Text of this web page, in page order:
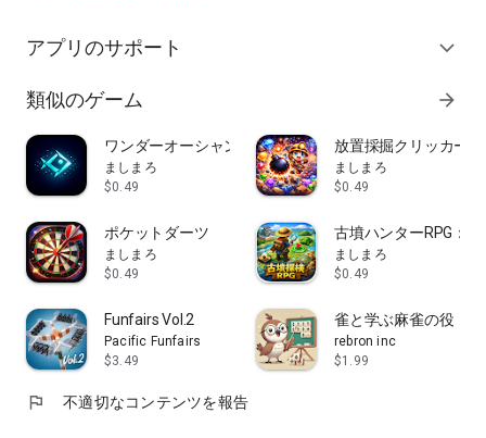
アプリのサポート expand_more
類似のゲーム arrow_forward
ワンダーオーシャン
ましまろ
$0.49
放置採掘クリッカー
ましまろ
$0.49
ポケットダーツ
ましまろ
$0.49
古墳ハンターRPG：
ましまろ
$0.49
Funfairs Vol.2
Pacific Funfairs
$3.49
雀と学ぶ麻雀の役
rebron inc
$1.99
flag 不適切なコンテンツを報告